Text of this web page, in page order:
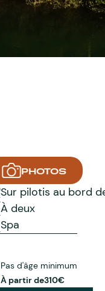
PHOTOS
Sur pilotis au bord
À deux
Spa
Pas d'âge minimum
À partir de310€